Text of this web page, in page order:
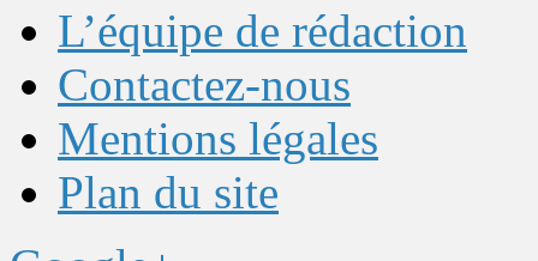
L’équipe de rédaction
Contactez-nous
Mentions légales
Plan du site